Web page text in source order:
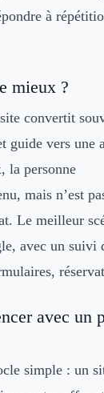
à
mieux ?
convertit
guide vers une
la personne
mais n’est
Le meilleur
avec un suivi
avec un
simple : un